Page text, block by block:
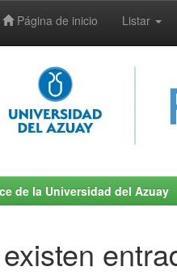
Página de inicio Listar
de la Universidad del Azuay